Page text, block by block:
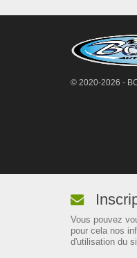
© 2020-2026 -
Vous pouvez
pour cela nos
d'utilisation du